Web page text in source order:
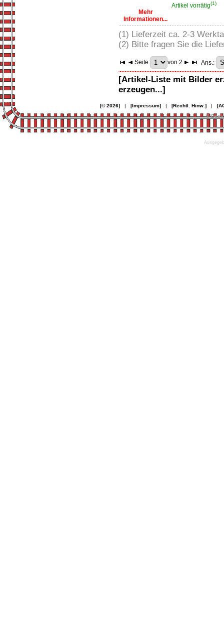
Mehr
Informationen...
Artikel vorrätig(1)
(1) Lieferzeit ca. 2-3
(2) Bitte fragen Sie die
Seite: von 2 Ans.:
[Artikel-Liste mit Bilder
erzeugen...]
[© 2026]| [Impressum]| [Rechtl. Hinw.]|
©